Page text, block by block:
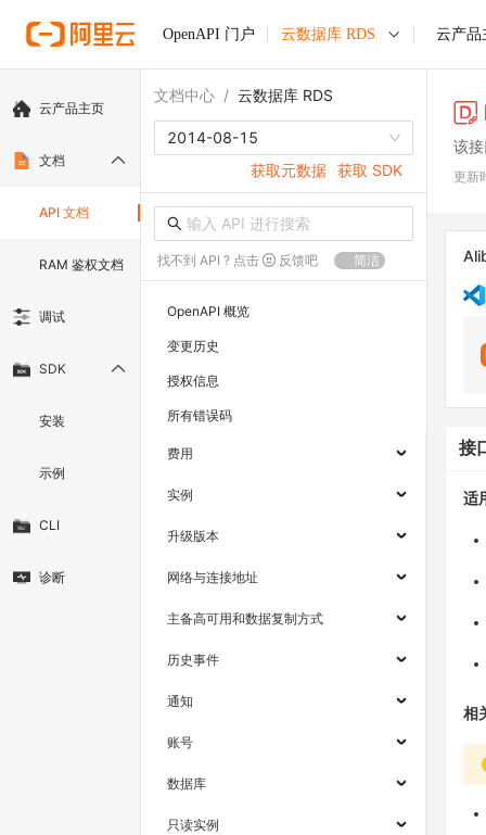
OpenAPI 门户 云数据库 RDS 云产品
云产品主页
文档
API 文档
RAM 鉴权文档
调试
SDK
安装
示例
CLI
诊断
文档中心 / 云数据库 RDS
2014-08-15
获取元数据 获取 SDK
找不到 API ? 点击 反馈吧 简洁
OpenAPI 概览
变更历史
授权信息
所有错误码
费用
实例
升级版本
网络与连接地址
主备高可用和数据复制方式
历史事件
通知
账号
数据库
只读实例
该
更新
接
适
相